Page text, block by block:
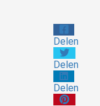
Delen
Delen
Delen